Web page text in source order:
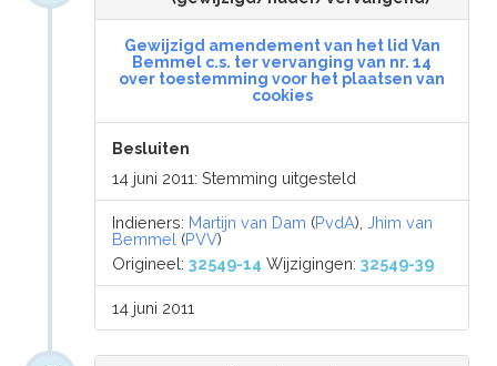
Gewijzigd amendement van het lid Van
Bemmel c.s. ter vervanging van nr. 14
over toestemming voor het plaatsen van
cookies
Besluiten
14 juni 2011: Stemming uitgesteld
Indieners: Martijn van Dam (PvdA),Jhim van
Bemmel (PVV)
Origineel:32549-14 Wijzigingen:32549-39
14 juni 2011